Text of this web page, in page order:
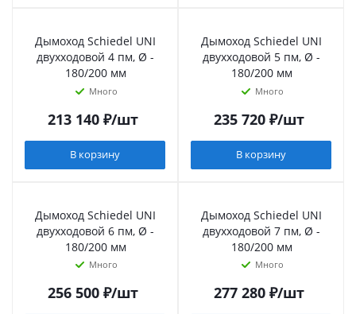
Дымоход Schiedel UNI
двухходовой 4 пм, Ø -
180/200 мм
Много
213 140₽/шт
В корзину
Дымоход Schiedel UNI
двухходовой 5 пм, Ø -
180/200 мм
Много
235 720₽/шт
В корзину
Дымоход Schiedel UNI
двухходовой 6 пм, Ø -
180/200 мм
Много
256 500₽/шт
Дымоход Schiedel UNI
двухходовой 7 пм, Ø -
180/200 мм
Много
277 280₽/шт